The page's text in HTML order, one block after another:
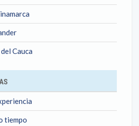
Cauca
tiempo